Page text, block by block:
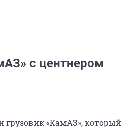
с центнером
грузовик «КамАЗ», который